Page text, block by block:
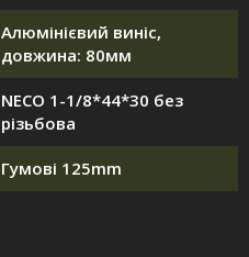
Алюмінієвий виніс,
довжина: 80мм
NECO 1-1/8*44*30 без
різьбова
Гумові 125mm